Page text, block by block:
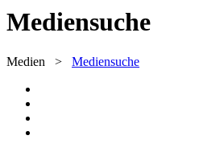
Mediensuche
Medien > Mediensuche